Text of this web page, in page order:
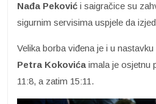
Nađa Peković i saigračice su
sigurnim servisima uspjele da
Velika borba viđena je i u
Petra Kokovića imala je osjetnu
11:8, a zatim 15:11.